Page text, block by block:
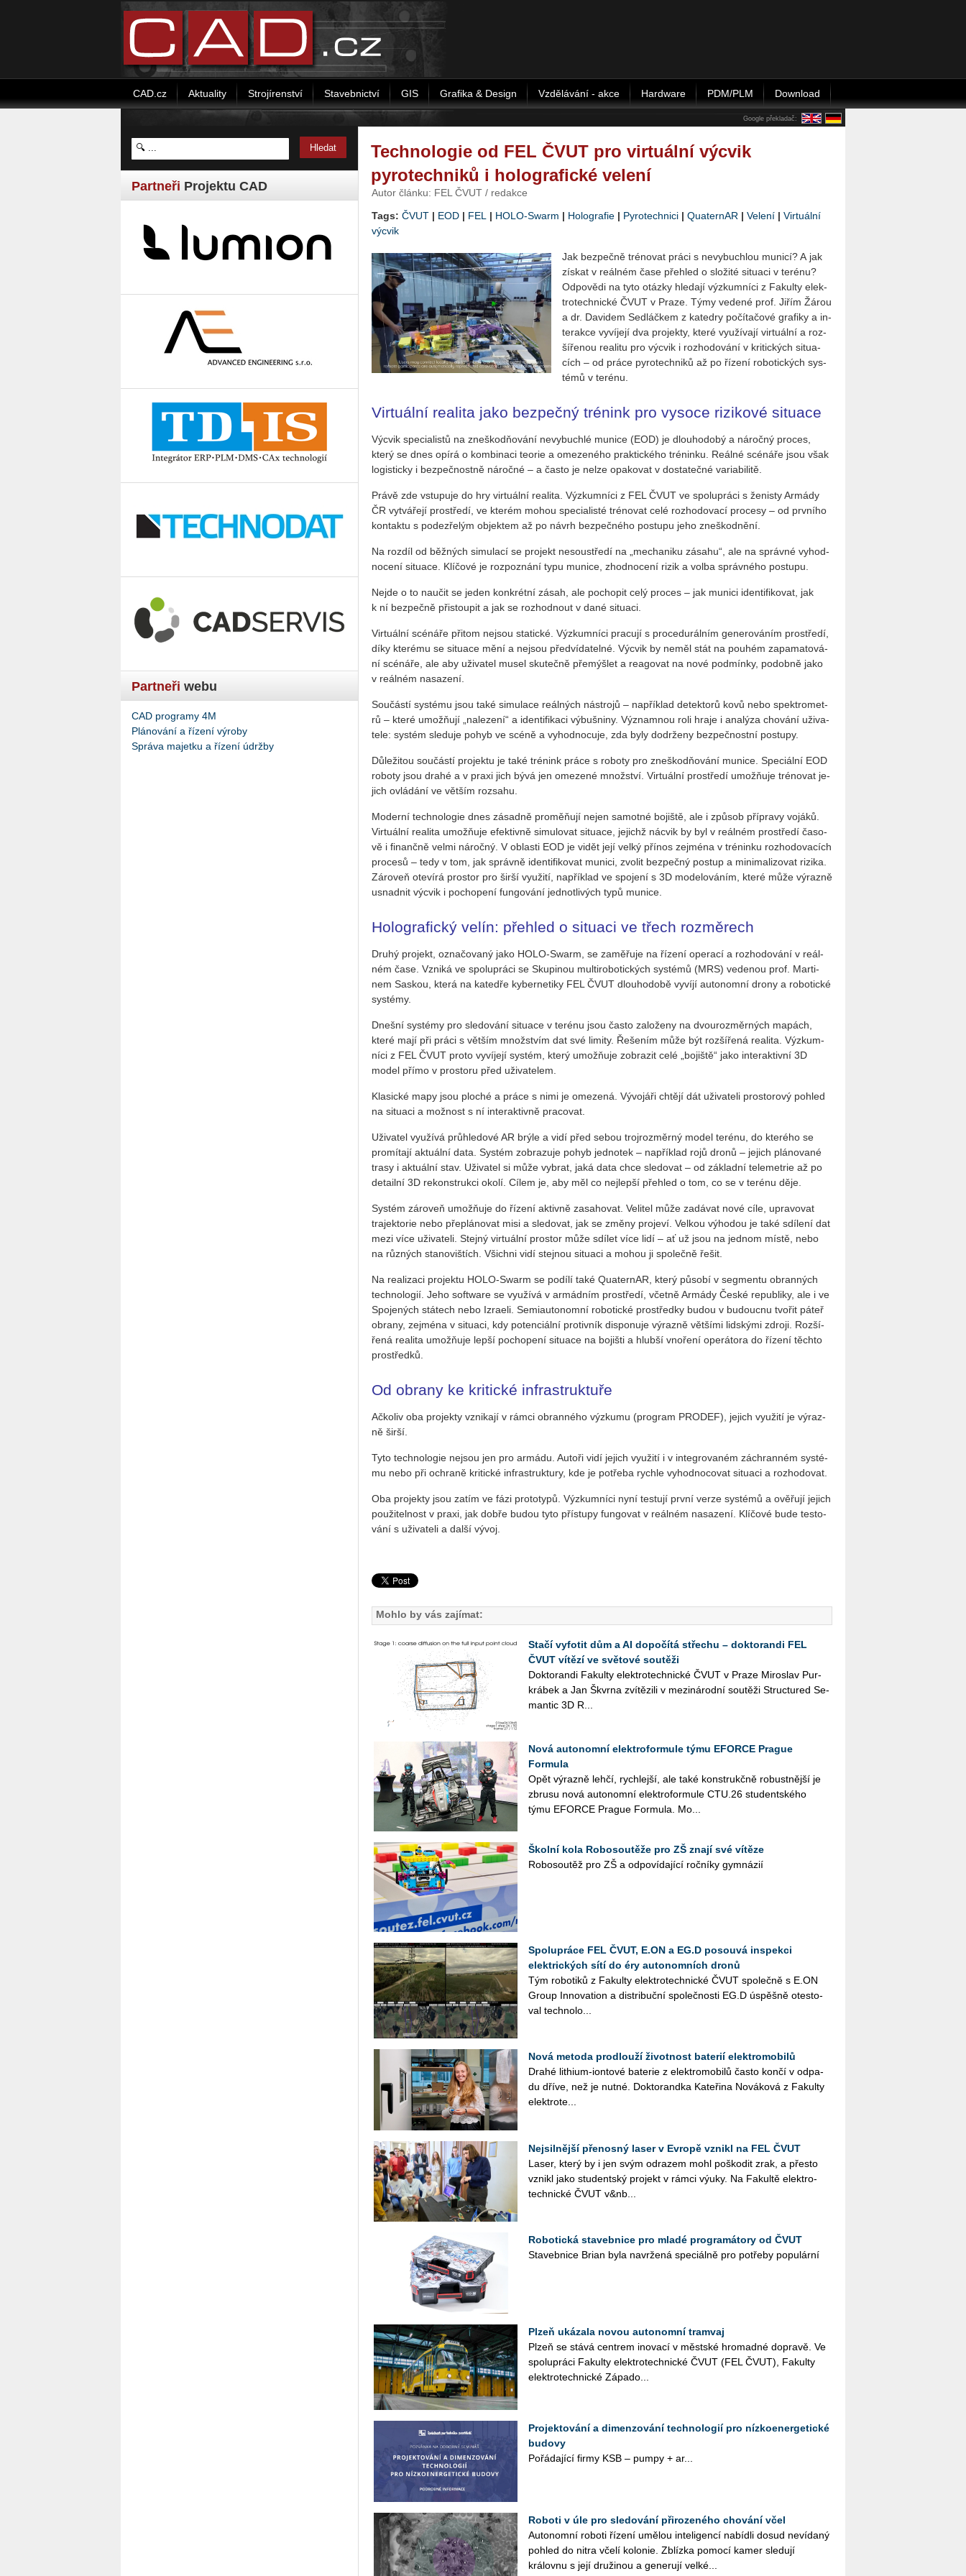
CAD.cz Aktuality Strojírenství Stavebnictví GIS Grafika & Design Vzdělávání - akce Hardware PDM/PLM Download
Google překladač:
Partneři Projektu CAD
Partneři webu
CAD programy 4M
Plánování a řízení výroby
Správa majetku a řízení údržby
Technologie od FEL ČVUT pro virtuální výcvik
pyrotechniků i holografické velení
Autor článku: FEL ČVUT / redakce
Tags: ČVUT | EOD | FEL | HOLO-Swarm | Holografie | Pyrotechnici | QuaternAR | Velení | Virtuální
výcvik
Jak bez­peč­ně tré­no­vat práci s ne­vy­buchlou mu­ni­cí? A jak
zís­kat v re­ál­ném čase pře­hled o slo­ži­té si­tu­a­ci v te­ré­nu?
Od­po­vě­di na tyto otáz­ky hle­da­jí vý­zkum­ní­ci z Fa­kul­ty elek­
tro­tech­nic­ké ČVUT v Praze. Týmy ve­de­né prof. Jiřím Žárou
a dr. Da­vi­dem Sed­láč­kem z ka­ted­ry po­čí­ta­čo­vé gra­fi­ky a in­
ter­ak­ce vy­ví­je­jí dva pro­jek­ty, které vy­u­ží­va­jí vir­tu­ál­ní a roz­
ší­ře­nou re­a­li­tu pro vý­cvik i roz­ho­do­vá­ní v kri­tic­kých si­tu­a­
cích – od práce py­ro­tech­ni­ků až po ří­ze­ní ro­bo­tic­kých sys­
té­mů v te­ré­nu.
Virtuální realita jako bezpečný trénink pro vysoce rizikové situace
Vý­cvik spe­ci­a­lis­tů na zne­škodňování ne­vy­buch­lé mu­ni­ce (EOD) je dlou­ho­do­bý a ná­roč­ný pro­ces,
který se dnes opírá o kom­bi­na­ci te­o­rie a ome­ze­né­ho prak­tic­ké­ho tré­nin­ku. Re­ál­né scé­ná­ře jsou však
lo­gis­tic­ky i bez­peč­nost­ně ná­roč­né – a často je nelze opa­ko­vat v do­sta­teč­né va­ri­a­bi­li­tě.
Právě zde vstu­pu­je do hry vir­tu­ál­ní re­a­li­ta. Vý­zkum­ní­ci z FEL ČVUT ve spo­lu­prá­ci s že­nis­ty Ar­má­dy
ČR vy­tvá­ře­jí pro­stře­dí, ve kte­rém mohou spe­ci­a­lis­té tré­no­vat celé roz­ho­do­va­cí pro­ce­sy – od prv­ní­ho
kon­tak­tu s po­de­zře­lým ob­jek­tem až po návrh bez­peč­né­ho po­stu­pu jeho zne­škod­ně­ní.
Na roz­díl od běž­ných si­mu­la­cí se pro­jekt ne­sou­stře­dí na „me­cha­ni­ku zá­sa­hu“, ale na správ­né vy­hod­
no­ce­ní si­tu­a­ce. Klí­čo­vé je roz­po­zná­ní typu mu­ni­ce, zhod­no­ce­ní rizik a volba správ­né­ho po­stu­pu.
Nejde o to na­u­čit se jeden kon­krét­ní zásah, ale po­cho­pit celý pro­ces – jak mu­ni­ci iden­ti­fi­ko­vat, jak
k ní bez­peč­ně při­stou­pit a jak se roz­hod­nout v dané si­tu­a­ci.
Vir­tu­ál­ní scé­ná­ře při­tom nejsou sta­tic­ké. Vý­zkum­ní­ci pra­cu­jí s pro­cedu­rál­ním ge­ne­ro­vá­ním pro­stře­dí,
díky kte­ré­mu se si­tu­a­ce mění a nejsou před­ví­da­tel­né. Vý­cvik by neměl stát na pou­hém za­pa­ma­to­vá­
ní scé­ná­ře, ale aby uži­va­tel musel sku­teč­ně pře­mýš­let a re­a­go­vat na nové pod­mín­ky, po­dob­ně jako
v re­ál­ném na­sa­ze­ní.
Sou­čás­tí sys­té­mu jsou také si­mu­la­ce re­ál­ných ná­stro­jů – na­pří­klad de­tek­to­rů kovů nebo spek­tro­me­t­
rů – které umožňují „na­le­ze­ní“ a iden­ti­fi­ka­ci vý­buš­ni­ny. Vý­znam­nou roli hraje i ana­lý­za cho­vá­ní uži­va­
te­le: sys­tém sle­du­je pohyb ve scéně a vy­hod­no­cu­je, zda byly do­dr­že­ny bez­peč­nost­ní po­stu­py.
Dů­le­ži­tou sou­čás­tí pro­jek­tu je také tré­nink práce s ro­bo­ty pro zne­škodňování mu­ni­ce. Spe­ci­ál­ní EOD
ro­bo­ty jsou drahé a v praxi jich bývá jen ome­ze­né množ­ství. Vir­tu­ál­ní pro­stře­dí umožňuje tré­no­vat je­
jich ovlá­dá­ní ve vět­ším roz­sa­hu.
Mo­der­ní tech­no­lo­gie dnes zá­sad­ně pro­mě­ňují nejen sa­mot­né bo­jiš­tě, ale i způ­sob pří­pra­vy vo­já­ků.
Vir­tu­ál­ní re­a­li­ta umož­ňuje efek­tiv­ně si­mu­lo­vat si­tu­a­ce, je­jichž ná­cvik by byl v re­ál­ném pro­stře­dí ča­so­
vě i fi­nanč­ně velmi ná­roč­ný. V ob­las­ti EOD je vidět její velký pří­nos zejmé­na v tré­nin­ku roz­ho­do­va­cích
pro­ce­sů – tedy v tom, jak správ­ně iden­ti­fi­ko­vat mu­ni­ci, zvo­lit bez­peč­ný po­stup a mi­ni­ma­li­zo­vat ri­zi­ka.
Zá­ro­veň ote­ví­rá pro­stor pro širší vy­u­ži­tí, na­pří­klad ve spo­je­ní s 3D mo­de­lo­vá­ním, které může vý­raz­ně
usnad­nit vý­cvik i po­cho­pe­ní fun­go­vá­ní jed­not­li­vých typů mu­ni­ce.
Holografický velín: přehled o situaci ve třech rozměrech
Druhý pro­jekt, ozna­čo­va­ný jako HOLO­‑Swarm, se za­mě­řu­je na ří­ze­ní ope­ra­cí a roz­ho­do­vá­ní v re­ál­
ném čase. Vzni­ká ve spo­lu­prá­ci se Sku­pi­nou mul­ti­ro­bo­tic­kých sys­té­mů (MRS) ve­de­nou prof. Mar­ti­
nem Sas­kou, která na ka­tedře ky­ber­ne­ti­ky FEL ČVUT dlou­ho­do­bě vy­ví­jí au­to­nomní drony a ro­bo­tic­ké
sys­témy.
Dneš­ní sys­témy pro sle­do­vá­ní si­tu­a­ce v te­ré­nu jsou často za­lo­že­ny na dvou­roz­měr­ných ma­pách,
které mají při práci s vět­ším množ­stvím dat své li­mi­ty. Ře­še­ním může být roz­ší­ře­ná re­a­li­ta. Vý­zkum­
ní­ci z FEL ČVUT proto vy­ví­je­jí sys­tém, který umožňuje zob­ra­zit celé „bo­jiš­tě“ jako in­ter­ak­tiv­ní 3D
model přímo v pro­sto­ru před uži­va­te­lem.
Kla­sic­ké mapy jsou plo­ché a práce s nimi je ome­ze­ná. Vý­vo­já­ři chtě­jí dát uži­va­te­li pro­sto­ro­vý po­hled
na si­tu­a­ci a mož­nost s ní in­ter­ak­tiv­ně pra­co­vat.
Uži­va­tel vy­u­ží­vá prů­hle­do­vé AR brýle a vidí před sebou troj­roz­měr­ný model te­ré­nu, do kte­ré­ho se
pro­mí­ta­jí ak­tu­ál­ní data. Sys­tém zob­ra­zu­je pohyb jed­no­tek – na­pří­klad rojů dronů – je­jich plá­no­va­né
trasy i ak­tu­ál­ní stav. Uži­va­tel si může vy­brat, jaká data chce sle­do­vat – od zá­klad­ní te­le­me­t­rie až po
de­tail­ní 3D re­kon­struk­ci okolí. Cílem je, aby měl co nej­lep­ší pře­hled o tom, co se v te­ré­nu děje.
Sys­tém zá­ro­veň umož­ňuje do ří­ze­ní ak­tiv­ně za­sa­ho­vat. Ve­li­tel může za­dá­vat nové cíle, upra­vo­vat
tra­jek­to­rie nebo pře­plá­no­vat misi a sle­do­vat, jak se změny pro­je­ví. Vel­kou vý­ho­dou je také sdí­le­ní dat
mezi více uži­va­te­li. Stej­ný vir­tu­ál­ní pro­stor může sdí­let více lidí – ať už jsou na jed­nom místě, nebo
na růz­ných sta­no­viš­tích. Všich­ni vidí stej­nou si­tu­a­ci a mohou ji spo­leč­ně řešit.
Na re­a­li­za­ci pro­jek­tu HOLO­‑Swarm se po­dí­lí také Qua­ter­nAR, který pů­so­bí v seg­men­tu obran­ných
tech­no­lo­gií. Jeho soft­ware se vy­u­ží­vá v ar­mád­ním pro­stře­dí, včet­ně Ar­má­dy České re­pub­li­ky, ale i ve
Spo­je­ných stá­tech nebo Iz­ra­e­li. Se­mi­au­to­no­mní ro­bo­tic­ké pro­střed­ky budou v bu­douc­nu tvo­řit páteř
obra­ny, zejmé­na v si­tu­a­ci, kdy po­ten­ci­ál­ní pro­tiv­ník dis­po­nu­je vý­raz­ně vět­ší­mi lid­ský­mi zdro­ji. Roz­ší­
ře­ná re­a­li­ta umožňuje lepší po­cho­pe­ní si­tu­a­ce na bo­jiš­ti a hlub­ší vno­ře­ní ope­rá­to­ra do ří­ze­ní těch­to
pro­střed­ků.
Od obrany ke kritické infrastruktuře
Ač­ko­liv oba pro­jek­ty vzni­ka­jí v rámci obran­né­ho vý­zku­mu (pro­g­ram PRO­DEF), je­jich vy­u­ži­tí je vý­raz­
ně širší.
Tyto tech­no­lo­gie nejsou jen pro ar­má­du. Au­to­ři vidí je­jich vy­u­ži­tí i v in­te­gro­va­ném zá­chran­ném sys­té­
mu nebo při ochra­ně kri­tic­ké in­frastruk­tu­ry, kde je po­tře­ba rych­le vy­hod­no­co­vat si­tu­a­ci a roz­ho­do­vat.
Oba pro­jek­ty jsou zatím ve fázi pro­to­ty­pů. Vý­zkum­ní­ci nyní tes­tu­jí první verze sys­té­mů a ově­řu­jí je­jich
po­u­ži­tel­nost v praxi, jak dobře budou tyto pří­stu­py fun­go­vat v re­ál­ném na­sa­ze­ní. Klí­čo­vé bude tes­to­
vá­ní s uži­va­te­li a další vývoj.
Mohlo by vás zajímat:
Stačí vyfotit dům a AI dopočítá střechu – doktorandi FEL
ČVUT vítězí ve světové soutěži
Dok­to­ran­di Fa­kul­ty elek­tro­tech­nic­ké ČVUT v Praze Mi­roslav Pur­
krá­bek a Jan Škvr­na zví­tě­zi­li v me­zi­ná­rod­ní sou­tě­ži Structu­red Se­
man­tic 3D R...
Nová autonomní elektroformule týmu EFORCE Prague
Formula
Opět vý­raz­ně lehčí, rych­lej­ší, ale také kon­strukč­ně ro­bust­něj­ší je
zbru­su nová au­to­nomní elek­tro­for­mu­le CTU.26 stu­dent­ské­ho
týmu EFOR­CE Pra­gue For­mu­la. Mo...
Školní kola Robosoutěže pro ZŠ znají své vítěze
Ro­bo­sou­těž pro ZŠ a od­po­ví­da­jí­cí roč­ní­ky gym­ná­zií
Spolupráce FEL ČVUT, E.ON a EG.D posouvá inspekci
elektrických sítí do éry autonomních dronů
Tým ro­bo­ti­ků z Fa­kul­ty elek­tro­tech­nic­ké ČVUT spo­leč­ně s E.​ON
Group In­no­vati­on a dis­tri­buč­ní spo­leč­nos­ti EG.D úspěš­ně otes­to­
val tech­no­lo­...
Nová metoda prodlouží životnost baterií elektromobilů
Drahé li­thi­um-ion­to­vé ba­te­rie z elek­tro­mo­bi­lů často končí v od­pa­
du dříve, než je nutné. Dok­to­rand­ka Ka­te­ři­na No­vá­ko­vá z Fa­kul­ty
elek­tro­te...
Nejsilnější přenosný laser v Evropě vznikl na FEL ČVUT
Laser, který by i jen svým od­ra­zem mohl po­ško­dit zrak, a přes­to
vzni­kl jako stu­dent­ský pro­jekt v rámci výuky. Na Fa­kul­tě elek­tro­
tech­nic­ké ČVUT v&nb...
Robotická stavebnice pro mladé programátory od ČVUT
Sta­veb­ni­ce Brian byla na­vr­že­ná spe­ci­ál­ně pro po­tře­by po­pu­lár­ní
Plzeň ukázala novou autonomní tramvaj
Plzeň se stává cen­t­rem ino­va­cí v měst­ské hro­mad­né do­pra­vě. Ve
spo­lu­prá­ci Fa­kul­ty elek­tro­tech­nic­ké ČVUT (FEL ČVUT), Fa­kul­ty
elek­tro­tech­nic­ké Zá­pa­do...
Projektování a dimenzování technologií pro nízkoenergetické
budovy
Po­řá­da­jí­cí firmy KSB – pumpy + ar­...
Roboti v úle pro sledování přirozeného chování včel
Autonomní roboti řízení umělou inteligencí nabídli dosud nevídaný
pohled do nitra včelí kolonie. Zblízka pomocí kamer sledují
královnu s její družinou a generují velké...